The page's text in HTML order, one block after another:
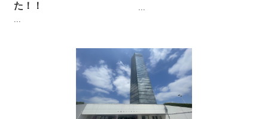
た！！
...
...